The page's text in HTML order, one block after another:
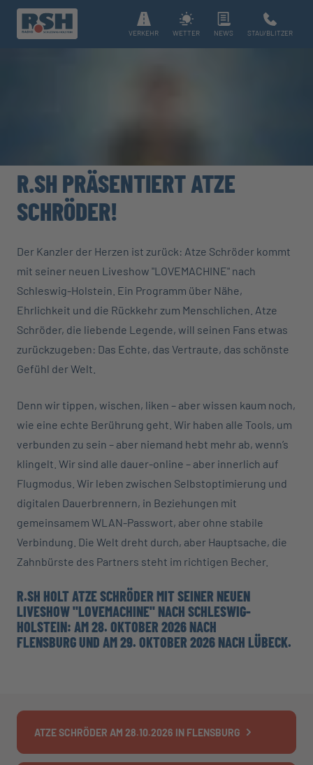
VERKEHR WETTER NEWS STAU/BLITZER
R.SH PRÄSENTIERT ATZE
SCHRÖDER!
Der Kanzler der Herzen ist zurück: Atze Schröder kommt
mit seiner neuen Liveshow "LOVEMACHINE" nach
Schleswig-Holstein. Ein Programm über Nähe,
Ehrlichkeit und die Rückkehr zum Menschlichen. Atze
Schröder, die liebende Legende, will seinen Fans etwas
zurückzugeben: Das Echte, das Vertraute, das schönste
Gefühl der Welt.
Denn wir tippen, wischen, liken – aber wissen kaum noch,
wie eine echte Berührung geht. Wir haben alle Tools, um
verbunden zu sein – aber niemand hebt mehr ab, wenn’s
klingelt. Wir sind alle dauer-online – aber innerlich auf
Flugmodus. Wir leben zwischen Selbstoptimierung und
digitalen Dauerbrennern, in Beziehungen mit
gemeinsamem WLAN-Passwort, aber ohne stabile
Verbindung. Die Welt dreht durch, aber Hauptsache, die
Zahnbürste des Partners steht im richtigen Becher.
R.SH HOLT ATZE SCHRÖDER MIT SEINER NEUEN
LIVESHOW "LOVEMACHINE" NACH SCHLESWIG-
HOLSTEIN: AM 28. OKTOBER 2026 NACH
FLENSBURG UND AM 29. OKTOBER 2026 NACH LÜBECK.
ATZE SCHRÖDER AM 28.10.2026 IN FLENSBURG